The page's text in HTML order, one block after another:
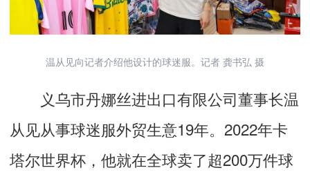
温从见向记者介绍他设计的球迷服。记者 龚书弘 摄
义乌市丹娜丝进出口有限公司董事长温
从见从事球迷服外贸生意19年。2022年卡
塔尔世界杯，他就在全球卖了超200万件球